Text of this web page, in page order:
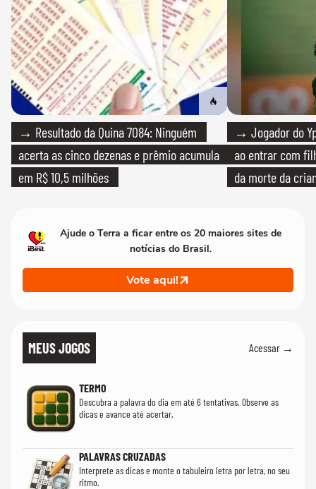
→ Resultado da Quina 7084: Ninguém
acerta as cinco dezenas e prêmio acumula
em R$ 10,5 milhões
→ Jogador do
ao entrar com
da morte da
Ajude o Terra a ficar entre os 20 maiores sites de
notícias do Brasil.
Vote aqui!
MEUS JOGOS Acessar →
TERMO
Descubra a palavra do dia em até 6 tentativas. Observe as
dicas e avance até acertar.
PALAVRAS CRUZADAS
Interprete as dicas e monte o tabuleiro letra por letra, no seu
ritmo.